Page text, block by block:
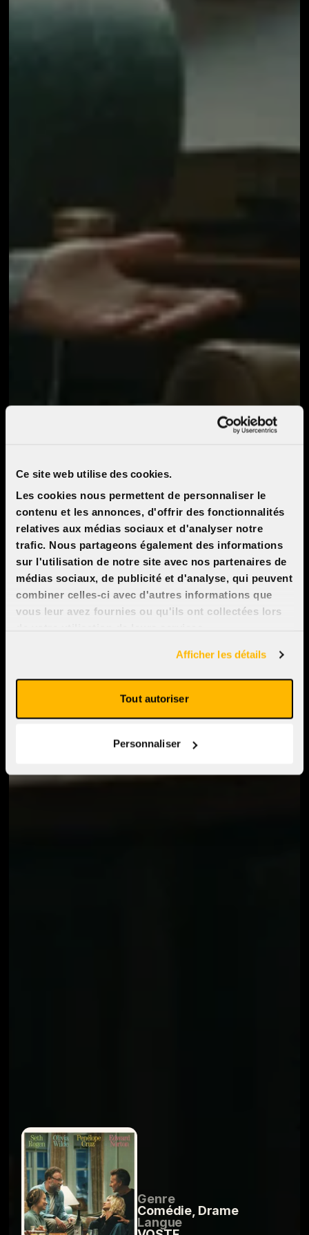
Ce site web utilise des cookies.
Les cookies nous permettent de personnaliser le
contenu et les annonces, d'offrir des fonctionnalités
relatives aux médias sociaux et d'analyser notre
trafic. Nous partageons également des informations
sur l'utilisation de notre site avec nos partenaires de
médias sociaux, de publicité et d'analyse, qui peuvent
combiner celles-ci avec d'autres informations que
vous leur avez fournies ou qu'ils ont collectées lors
Afficher les détails
Tout autoriser
Personnaliser
Genre
Comédie, Drame
Langue